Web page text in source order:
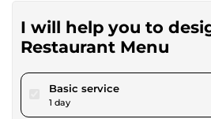
I will help you to
Restaurant Menu
Basic servicepour $231.20
1 day